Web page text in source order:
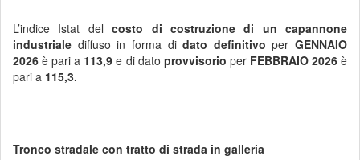
L’indice Istat delcosto di costruzione di un capannone
industriale diffuso in forma didato definitivoper GENNAIO
2026è pari a 113,9e di dato provvisorio perFEBBRAIO 2026è
pari a 115,3.
Tronco stradale con tratto di strada in galleria